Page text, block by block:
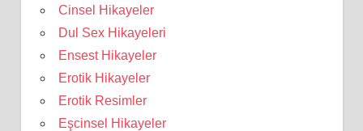
Cinsel Hikayeler
Dul Sex Hikayeleri
Ensest Hikayeler
Erotik Hikayeler
Erotik Resimler
Eşcinsel Hikayeler